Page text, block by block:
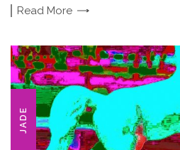
Read More
JADE